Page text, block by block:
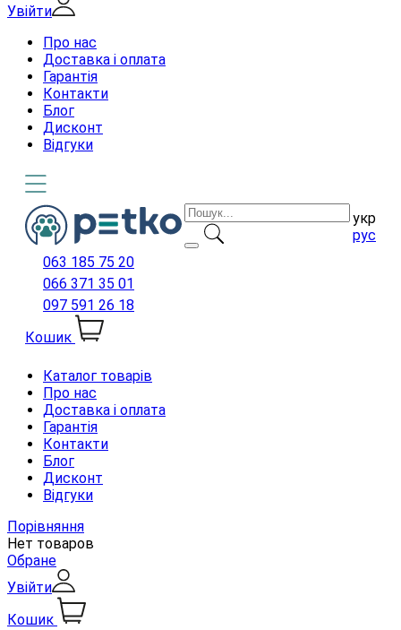
Увійти
Про нас
Доставка і оплата
Гарантія
Контакти
Блог
Дисконт
Відгуки
укр
рус
063 185 75 20
066 371 35 01
097 591 26 18
Кошик
Каталог товарів
Про нас
Доставка і оплата
Гарантія
Контакти
Блог
Дисконт
Відгуки
Порівняння
Нет товаров
Обране
Увійти
Кошик